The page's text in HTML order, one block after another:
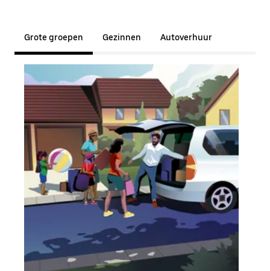
Grote groepen Gezinnen Autoverhuur